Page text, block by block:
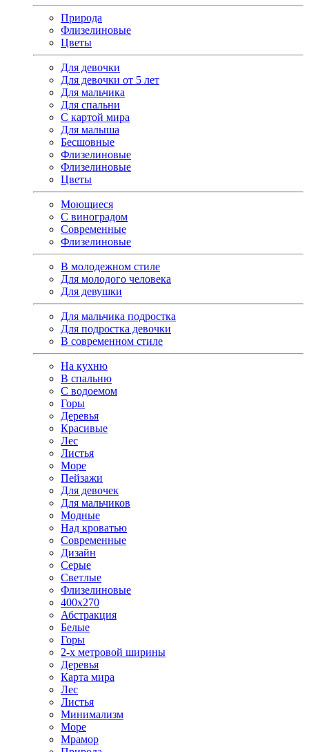
Природа
Флизелиновые
Цветы
Для девочки
Для девочки от 5 лет
Для мальчика
Для спальни
С картой мира
Для малыша
Бесшовные
Флизелиновые
Флизелиновые
Цветы
Моющиеся
С виноградом
Современные
Флизелиновые
В молодежном стиле
Для молодого человека
Для девушки
Для мальчика подростка
Для подростка девочки
В современном стиле
На кухню
В спальню
С водоемом
Горы
Деревья
Красивые
Лес
Листья
Море
Пейзажи
Для девочек
Для мальчиков
Модные
Над кроватью
Современные
Дизайн
Серые
Светлые
Флизелиновые
400х270
Абстракция
Белые
Горы
2-х метровой ширины
Деревья
Карта мира
Лес
Листья
Минимализм
Море
Мрамор